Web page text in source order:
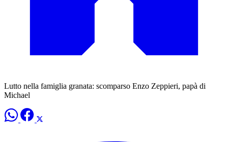
Lutto nella famiglia granata: scomparso Enzo Zeppieri, papà di
Michael